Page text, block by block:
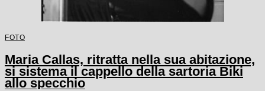
FOTO
Maria Callas, ritratta nella sua abitazione,
si sistema il cappello della sartoria Biki
allo specchio